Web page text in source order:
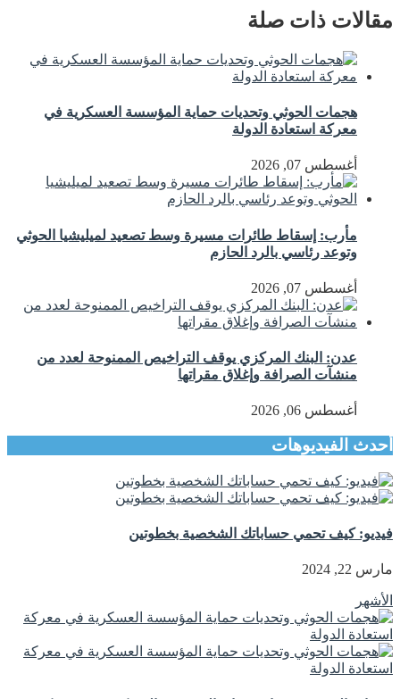
مقالات ذات صلة
هجمات الحوثي وتحديات حماية المؤسسة العسكرية في
معركة استعادة الدولة
أغسطس 07, 2026
مأرب: إسقاط طائرات مسيرة وسط تصعيد لميليشيا الحوثي
وتوعد رئاسي بالرد الحازم
أغسطس 07, 2026
عدن: البنك المركزي يوقف التراخيص الممنوحة لعدد من
منشآت الصرافة وإغلاق مقراتها
أغسطس 06, 2026
أحدث الفيديوهات
فيديو: كيف تحمي حساباتك الشخصية بخطوتين
مارس 22, 2024
الأشهر